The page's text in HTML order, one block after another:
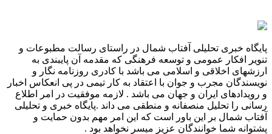
پایگاه خبری تحلیلی آفتاب شمال در راستای رسالت مطبوعات و
تنویر افکار عمومی و توسعه فرهنگی که مقدمه آن پایبندی به
ارزشهای اخلاقی و اسلامی می باشد با کادری روزنامه نگار و
نویسندگان مجرب و جوان با اعتقاد به کار تیمی در پی انعکاس اخبار
و رویدادهای ایران و جهان می باشد . لازمه موفقیت در امر اطلاع
رسانی را تحلیل منصفانه و منطقی می داند .پایگاه خبری و تحلیلی
آفتاب شمال بر این باور است که این امر مهم بدون حمایت و
پشتوانه شما خوانندگان عزیز میسر نخواهد بود .